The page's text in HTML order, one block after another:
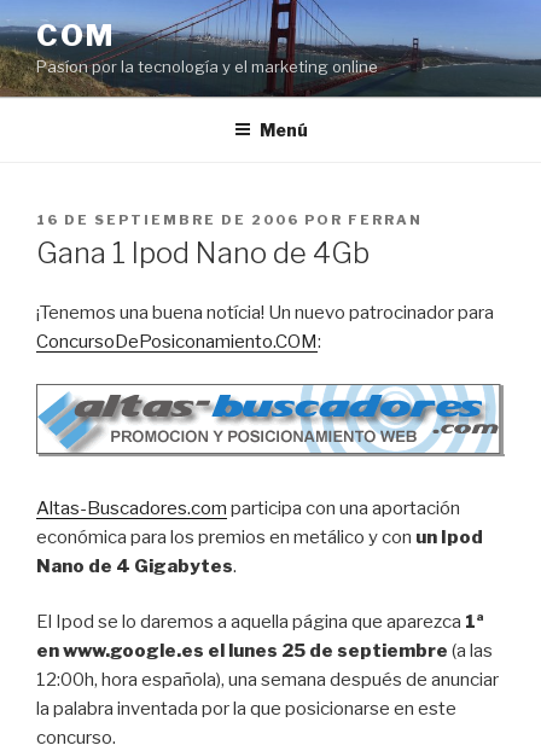
al
contenido
COM
Pasíon por la tecnología y el marketing online
Menú
PUBLICADO
EL
16 DE SEPTIEMBRE DE 2006 POR FERRAN
Gana 1 Ipod Nano de 4Gb
¡Tenemos una buena notícia! Un nuevo patrocinador para
ConcursoDePosiconamiento.COM:
Altas-Buscadores.com participa con una aportación
económica para los premios en metálico y con un Ipod
Nano de 4 Gigabytes.
El Ipod se lo daremos a aquella página que aparezca 1ª
en www.google.es el lunes 25 de septiembre (a las
12:00h, hora española), una semana después de anunciar
la palabra inventada por la que posicionarse en este
concurso.